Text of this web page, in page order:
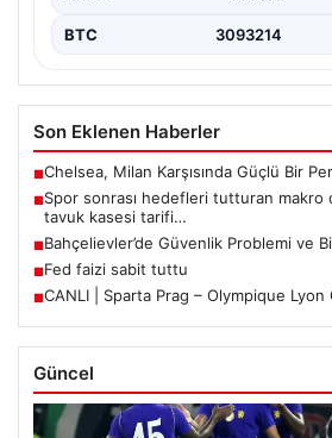
BTC 3093214
Son Eklenen Haberler
■Chelsea, Milan Karşısında Güçlü Bir
■Spor sonrası hedefleri tutturan makro
tavuk kasesi tarifi…
■Bahçelievler’de Güvenlik Problemi ve
■Fed faizi sabit tuttu
■CANLI | Sparta Prag – Olympique Lyon
Güncel